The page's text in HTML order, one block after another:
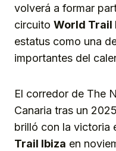
volverá a formar
circuito World Trail
estatus como una
importantes del
El corredor de The
Canaria tras un
brilló con la victoria
Trail Ibiza en